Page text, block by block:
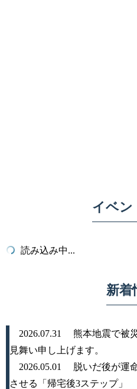
イベン
読み込み中...
新着
2026.07.31
熊本地震で被
見舞い申し上げます。
2026.05.01
脱いだ後が運
させる「帰宅後3ステップ」